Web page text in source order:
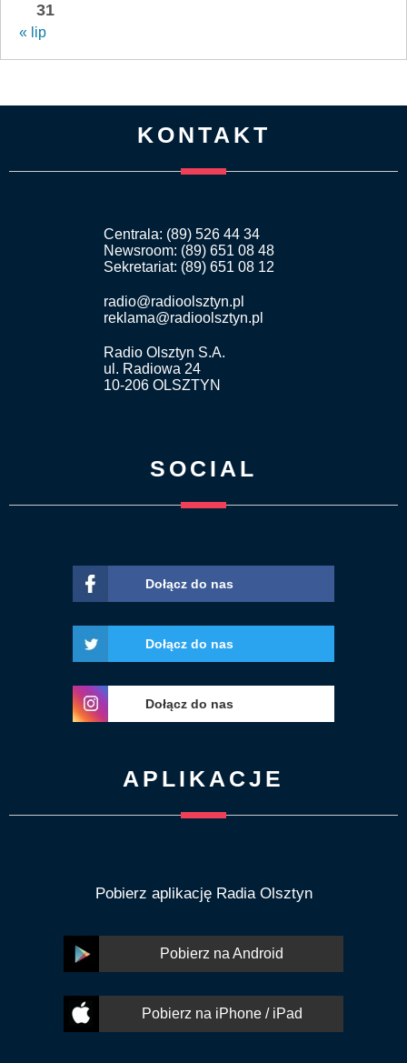
31
« lip
KONTAKT
Centrala: (89) 526 44 34
Newsroom: (89) 651 08 48
Sekretariat: (89) 651 08 12
radio@radioolsztyn.pl
reklama@radioolsztyn.pl
Radio Olsztyn S.A.
ul. Radiowa 24
10-206 OLSZTYN
SOCIAL
Dołącz do nas
Dołącz do nas
Dołącz do nas
APLIKACJE
Pobierz aplikację Radia Olsztyn
Pobierz na Android
Pobierz na iPhone / iPad